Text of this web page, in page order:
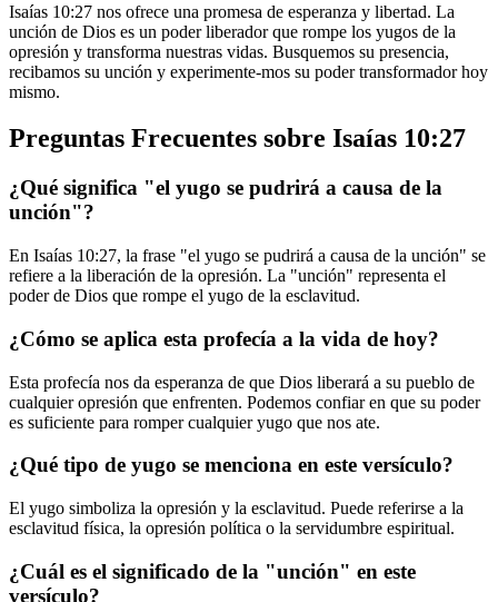
Isaías 10:27 nos ofrece una promesa de esperanza y libertad. La
unción de Dios es un poder liberador que rompe los yugos de la
opresión y transforma nuestras vidas. Busquemos su presencia,
recibamos su unción y experimente-mos su poder transformador hoy
mismo.
Preguntas Frecuentes sobre Isaías 10:27
¿Qué significa "el yugo se pudrirá a causa de la
unción"?
En Isaías 10:27, la frase "el yugo se pudrirá a causa de la unción" se
refiere a la liberación de la opresión. La "unción" representa el
poder de Dios que rompe el yugo de la esclavitud.
¿Cómo se aplica esta profecía a la vida de hoy?
Esta profecía nos da esperanza de que Dios liberará a su pueblo de
cualquier opresión que enfrenten. Podemos confiar en que su poder
es suficiente para romper cualquier yugo que nos ate.
¿Qué tipo de yugo se menciona en este versículo?
El yugo simboliza la opresión y la esclavitud. Puede referirse a la
esclavitud física, la opresión política o la servidumbre espiritual.
¿Cuál es el significado de la "unción" en este
versículo?